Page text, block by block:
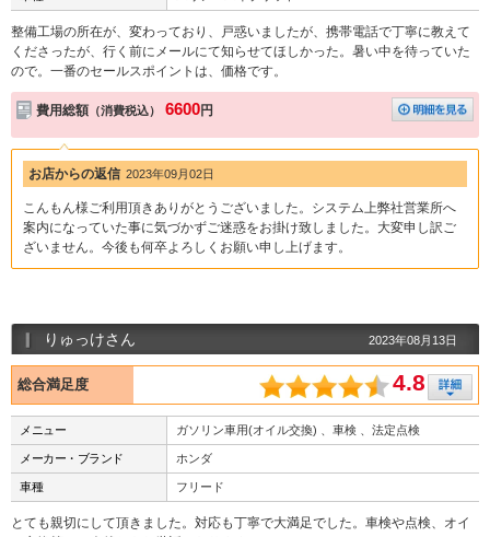
整備工場の所在が、変わっており、戸惑いましたが、携帯電話で丁寧に教えて
くださったが、行く前にメールにて知らせてほしかった。暑い中を待っていた
ので。一番のセールスポイントは、価格です。
費用総額 （消費税込） 6600円
お店からの返信 2023年09月02日
こんもん様ご利用頂きありがとうございました。システム上弊社営業所へ
案内になっていた事に気づかずご迷惑をお掛け致しました。大変申し訳ご
ざいません。今後も何卒よろしくお願い申し上げます。
りゅっけさん 2023年08月13日
総合満足度 4.8
メニュー ガソリン車用(オイル交換) 、車検 、法定点検
メーカー・ブランド ホンダ
車種 フリード
とても親切にして頂きました。対応も丁寧で大満足でした。車検や点検、オイ